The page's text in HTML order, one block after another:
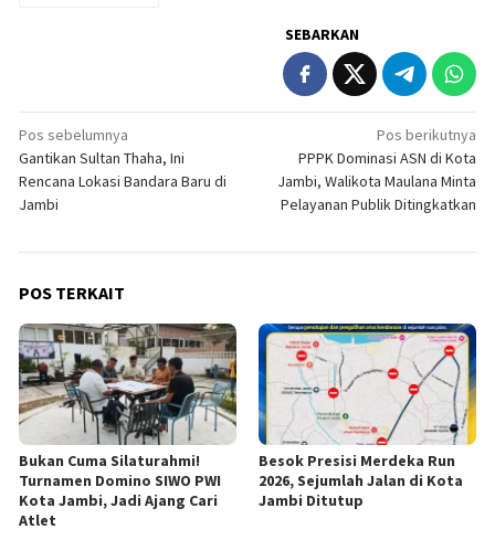
SEBARKAN
Navigasi
pos
Pos sebelumnya
Gantikan Sultan Thaha, Ini
Rencana Lokasi Bandara Baru di
Jambi
Pos berikutnya
PPPK Dominasi ASN di Kota
Jambi, Walikota Maulana Minta
Pelayanan Publik Ditingkatkan
POS TERKAIT
Bukan Cuma Silaturahmi!
Turnamen Domino SIWO PWI
Kota Jambi, Jadi Ajang Cari
Atlet
Besok Presisi Merdeka Run
2026, Sejumlah Jalan di Kota
Jambi Ditutup